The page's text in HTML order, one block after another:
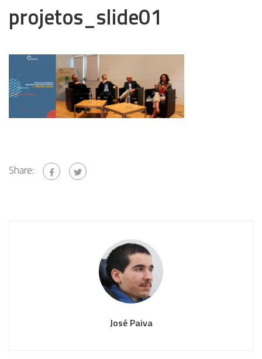
projetos_slide01
Share:
José Paiva